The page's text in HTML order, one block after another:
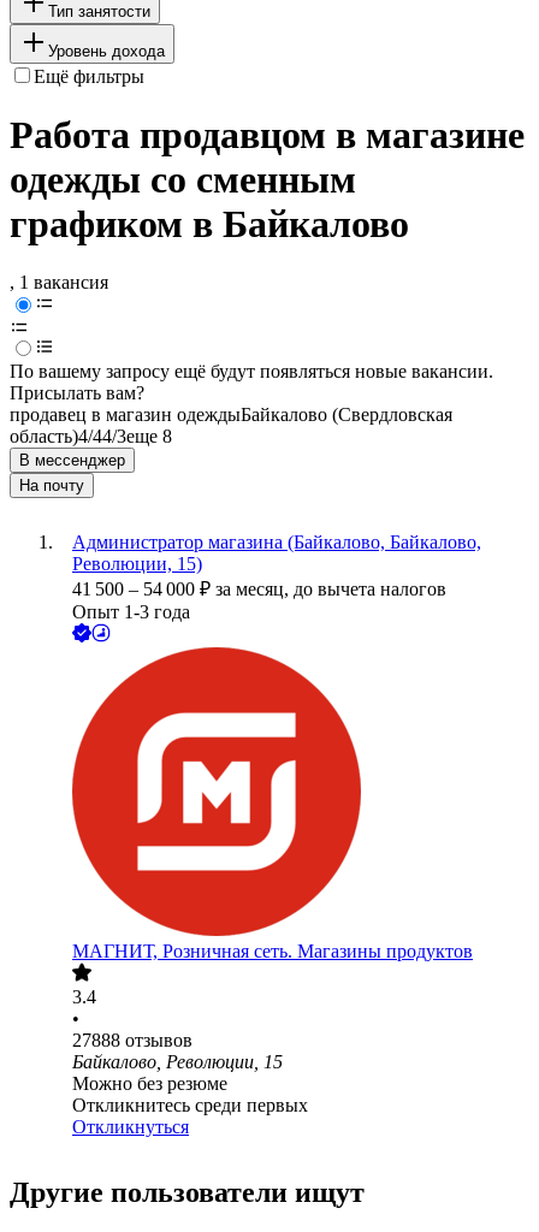
Тип занятости
Уровень дохода
Ещё фильтры
Работа продавцом в магазине
одежды со сменным
графиком в Байкалово
, 1 вакансия
По вашему запросу ещё будут появляться новые вакансии.
Присылать вам?
продавец в магазин одеждыБайкалово (Свердловская
область)4/44/3еще 8
В мессенджер
На почту
Администратор магазина (Байкалово, Байкалово,
Революции, 15)
41 500 – 54 000 ₽ за месяц, до вычета налогов
Опыт 1-3 года
МАГНИТ, Розничная сеть. Магазины продуктов
3.4
•
27888 отзывов
Байкалово, Революции, 15
Можно без резюме
Откликнитесь среди первых
Откликнуться
Другие пользователи ищут